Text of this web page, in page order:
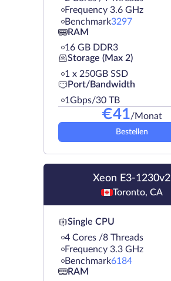
Frequency 3.6 GHz
Benchmark3297
RAM
16 GB DDR3
Storage (Max 2)
1 х 250GB SSD
Port/Bandwidth
1Gbps/30 TB
€41/Monat
Bestellen
Xeon E3-1230v2
Toronto, CA
Single CPU
4 Cores /8 Threads
Frequency 3.3 GHz
Benchmark6184
RAM